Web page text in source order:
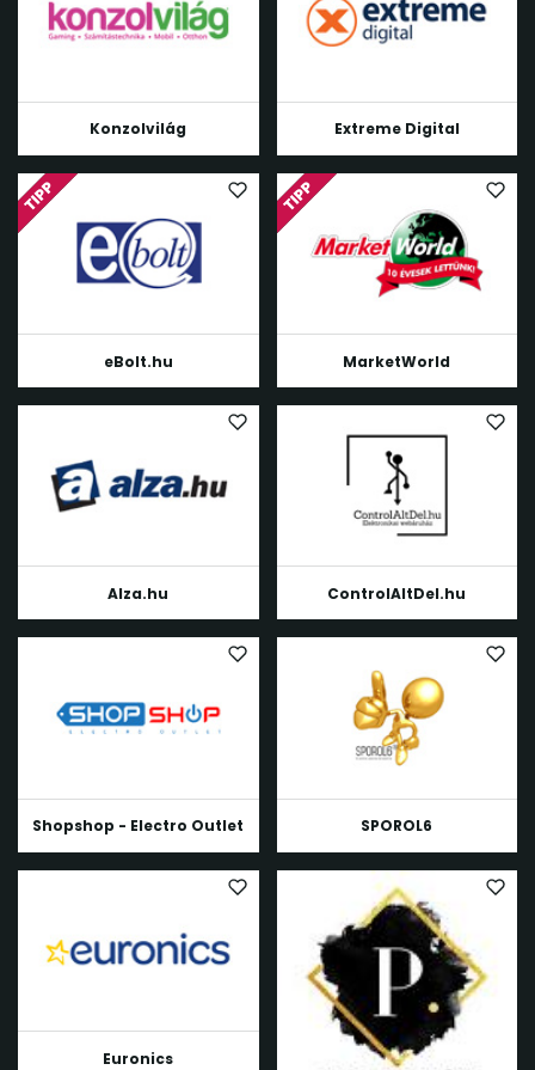
Konzolvilág Extreme Digital
eBolt.hu MarketWorld
Alza.hu ControlAltDel.hu
Shopshop - Electro Outlet SPOROL6
Euronics